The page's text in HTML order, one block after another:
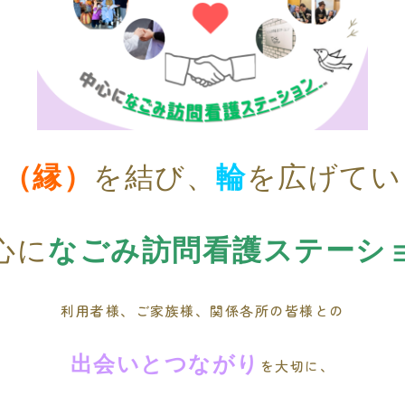
縁） を結び、輪を広げて
になごみ訪問看護ステーシ
利用者様、ご家族様、関係各所の皆様との
出会いとつながり を大切に、